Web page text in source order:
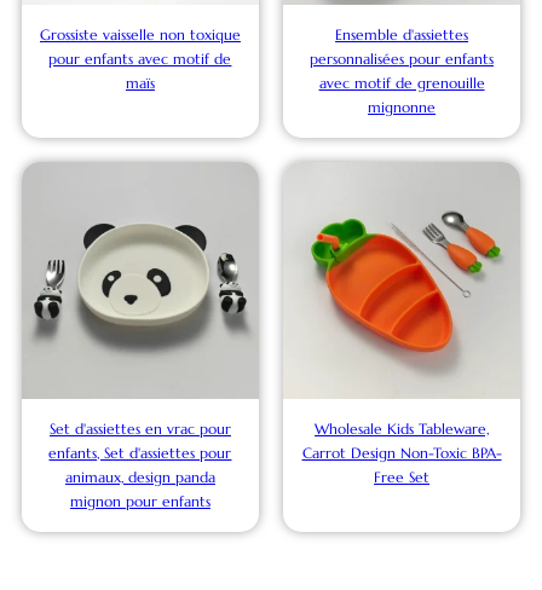
Grossiste vaisselle non toxique
pour enfants avec motif de
maïs
Ensemble d'assiettes
personnalisées pour enfants
avec motif de grenouille
mignonne
Set d'assiettes en vrac pour
enfants, Set d'assiettes pour
animaux, design panda
mignon pour enfants
Wholesale Kids Tableware,
Carrot Design Non-Toxic BPA-
Free Set